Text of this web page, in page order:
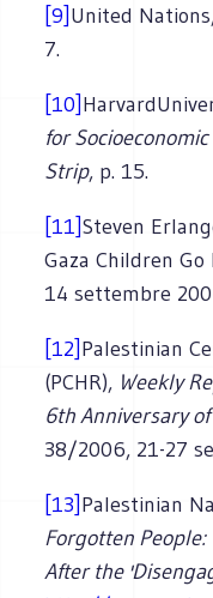
[9]United
7.
[10]
for
Strip, p. 15.
[11]Steven
Gaza Children Go
14 settembre
[12]Palestinian
(PCHR), Weekly
6th Anniversary
38/2006, 21-27
[13]Palestinian
Forgotten People:
After the